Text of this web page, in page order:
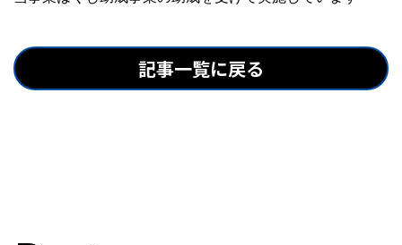
記事一覧に戻る